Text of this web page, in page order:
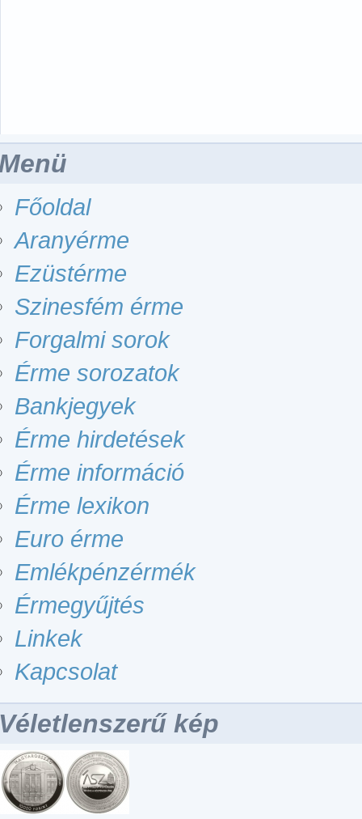
Főoldal
Aranyérme
Ezüstérme
Szinesfém érme
Forgalmi sorok
Érme sorozatok
Bankjegyek
Érme hirdetések
Érme információ
Érme lexikon
Euro érme
Emlékpénzérmék
Érmegyűjtés
Linkek
Kapcsolat
kép